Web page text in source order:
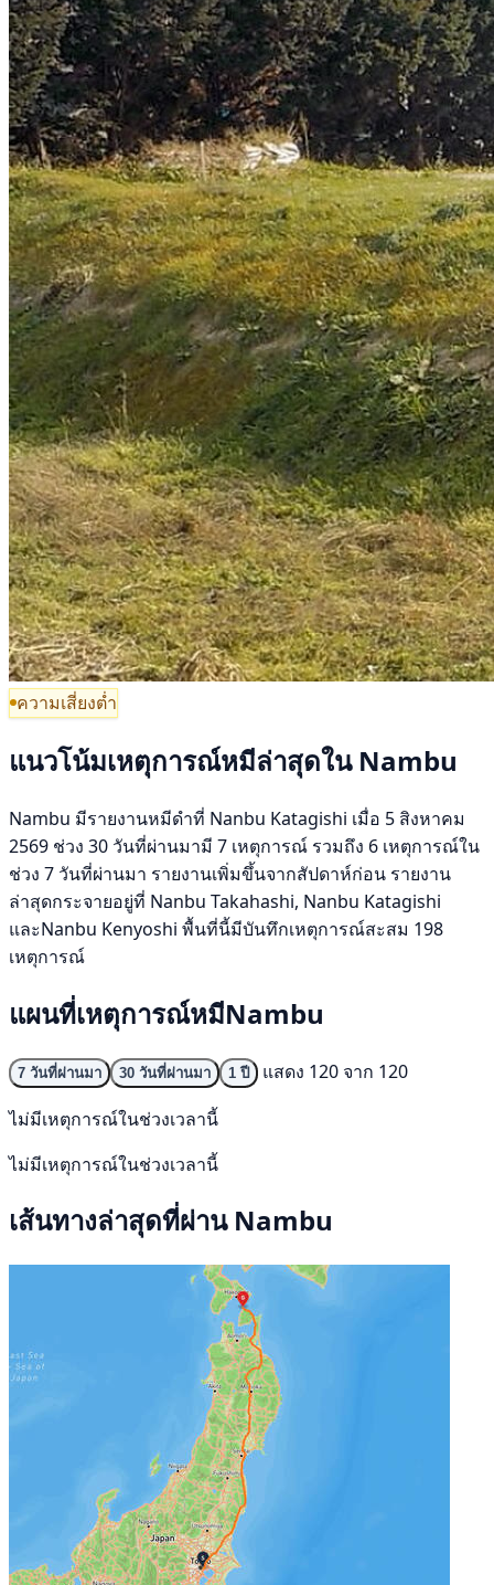
ความเสี่ยงต่ำ
แนวโน้มเหตุการณ์หมีล่าสุดใน Nambu
Nambu มีรายงานหมีดำที่ Nanbu Katagishi เมื่อ 5 สิงหาคม
2569 ช่วง 30 วันที่ผ่านมามี 7 เหตุการณ์ รวมถึง 6 เหตุการณ์ใน
ช่วง 7 วันที่ผ่านมา รายงานเพิ่มขึ้นจากสัปดาห์ก่อน รายงาน
ล่าสุดกระจายอยู่ที่ Nanbu Takahashi, Nanbu Katagishi
และNanbu Kenyoshi พื้นที่นี้มีบันทึกเหตุการณ์สะสม 198
เหตุการณ์
แผนที่เหตุการณ์หมีNambu
7 วันที่ผ่านมา 30 วันที่ผ่านมา 1 ปี
แสดง 120 จาก 120
ไม่มีเหตุการณ์ในช่วงเวลานี้
ไม่มีเหตุการณ์ในช่วงเวลานี้
เส้นทางล่าสุดที่ผ่าน Nambu